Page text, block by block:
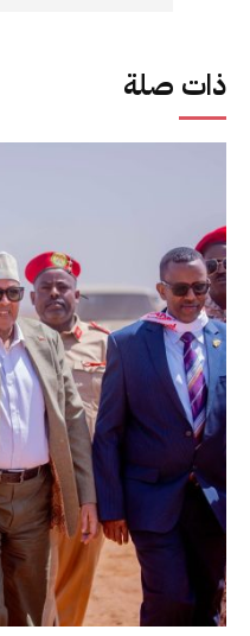
ذات صلة